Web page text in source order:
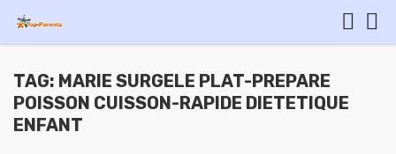
TAG: MARIE SURGELE PLAT-PREPARE
POISSON CUISSON-RAPIDE DIETETIQUE
ENFANT